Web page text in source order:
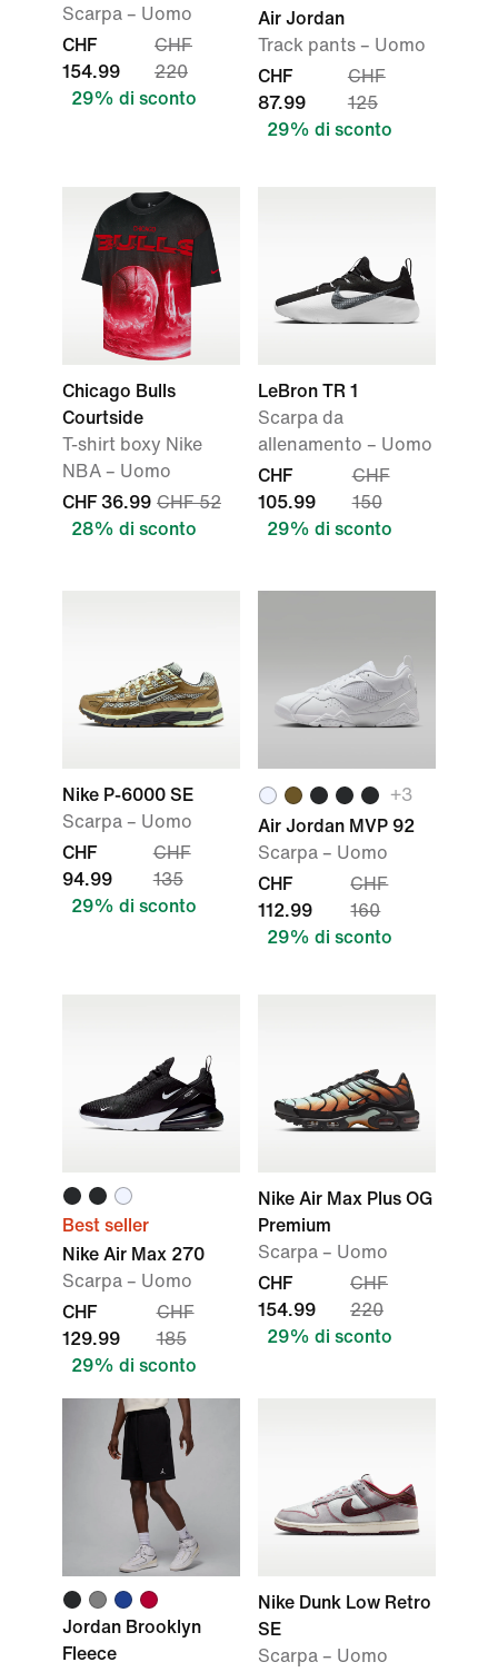
Scarpa – Uomo
CHF
154.99
CHF
220
29% di sconto
Air Jordan
Track pants – Uomo
CHF
87.99
CHF
125
29% di sconto
Chicago Bulls
Courtside
T-shirt boxy Nike
NBA – Uomo
CHF 36.99 CHF 52
28% di sconto
LeBron TR 1
Scarpa da
allenamento – Uomo
CHF
105.99
CHF
150
29% di sconto
Nike P-6000 SE
Scarpa – Uomo
CHF
94.99
CHF
135
29% di sconto
+3
Air Jordan MVP 92
Scarpa – Uomo
CHF
112.99
CHF
160
29% di sconto
Best seller
Nike Air Max 270
Scarpa – Uomo
CHF
129.99
CHF
185
29% di sconto
Nike Air Max Plus OG
Premium
Scarpa – Uomo
CHF
154.99
CHF
220
29% di sconto
Jordan Brooklyn
Fleece
Nike Dunk Low Retro
SE
Scarpa – Uomo